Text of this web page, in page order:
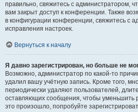
правильно, свяжитесь с администратором,
вам закрыт доступ к конференции. Также
в конфигурации конференции, свяжитесь с
исправления настроек.
Вернуться к началу
Я давно зарегистрирован, но больше не
Возможно, администратор по какой-то
удалил вашу учётную запись. Кроме того,
периодически удаляют пользователей,
оставляющих сообщения, чтобы уменьшить
это произошло, попробуйте